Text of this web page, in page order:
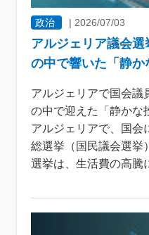
政治 |2026/07/03
アルジェリア議会
の中で響いた「静か
アルジェリアで国会
の中で迎えた「静かな
アルジェリアで、国会
総選挙（国民議会選挙
選挙は、生活費の高